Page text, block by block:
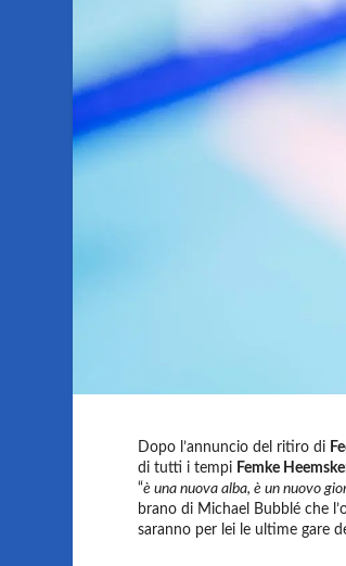
Dopo l’annuncio del ritiro di
di tutti i tempi Femke
“è una nuova alba, è un nuovo
brano di Michael Bubblé che
saranno per lei le ultime gare